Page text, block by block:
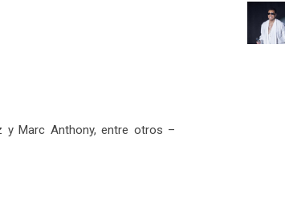
y Marc Anthony, entre otros –